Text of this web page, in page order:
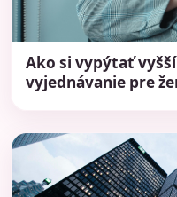
Ako si vypýtať
vyjednávanie pre